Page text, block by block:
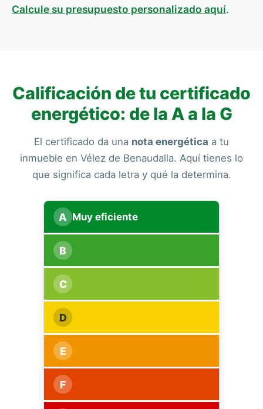
Calcule su presupuesto personalizado aquí.
Calificación de tu certificado
energético: de la A a la G
El certificado da una nota energética a tu
inmueble en Vélez de Benaudalla. Aquí tienes lo
que significa cada letra y qué la determina.
A Muy eficiente
B
C
D
E
F